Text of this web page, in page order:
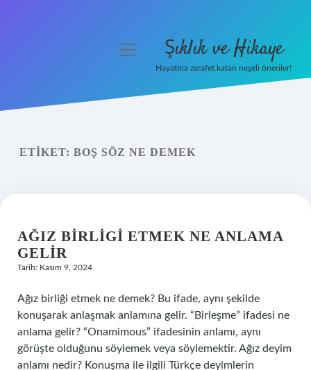
Yasal Uyarı
menüyü
Şıklık ve Hikaye
Hayatına zarafet katan neşeli öneriler!
ETIKET: BOŞ SÖZ NE DEMEK
AĞIZ BIRLIGI ETMEK NE ANLAMA
GELIR
Tarih: Kasım 9, 2024
Ağız birliği etmek ne demek? Bu ifade, aynı şekilde
konuşarak anlaşmak anlamına gelir. “Birleşme” ifadesi ne
anlama gelir? “Onamimous” ifadesinin anlamı, aynı
görüşte olduğunu söylemek veya söylemektir. Ağız deyim
anlamı nedir? Konuşma ile ilgili Türkçe deyimlerin